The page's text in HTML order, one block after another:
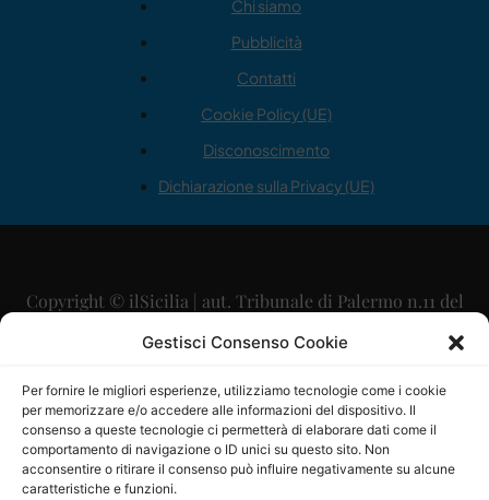
Gestisci Consenso Cookie
Per fornire le migliori esperienze, utilizziamo tecnologie come i cookie
per memorizzare e/o accedere alle informazioni del dispositivo. Il
consenso a queste tecnologie ci permetterà di elaborare dati come il
comportamento di navigazione o ID unici su questo sito. Non
acconsentire o ritirare il consenso può influire negativamente su alcune
caratteristiche e funzioni.
Chi siamo
Pubblicità
Contatti
Cookie Policy (UE)
Disconoscimento
Dichiarazione sulla Privacy (UE)
Copyright © ilSicilia | aut. Tribunale di Palermo n.11 del
29/09/2015
Direttore Editoriale: Maurizio Scaglione
Direttore Responsabile: Maria Calabrese